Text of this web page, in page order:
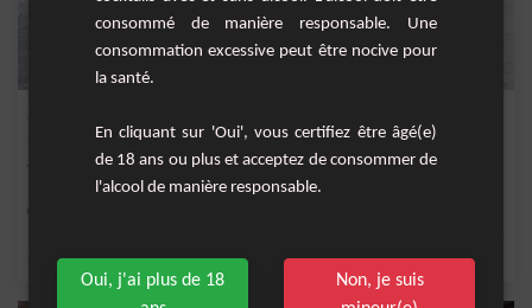
Smoothie très gourmand au bon goût de cacahuète.
noix de coco,banane,sucre,lait,cacao
consommé de manière responsable. Une
consommation excessive peut être nocive pour
la santé.
En cliquant sur 'Oui', vous certifiez être âgé(e)
de 18 ans ou plus et acceptez de consommer de
l'alcool de manière responsable.
Oui, j'ai plus de 18
Non, je suis